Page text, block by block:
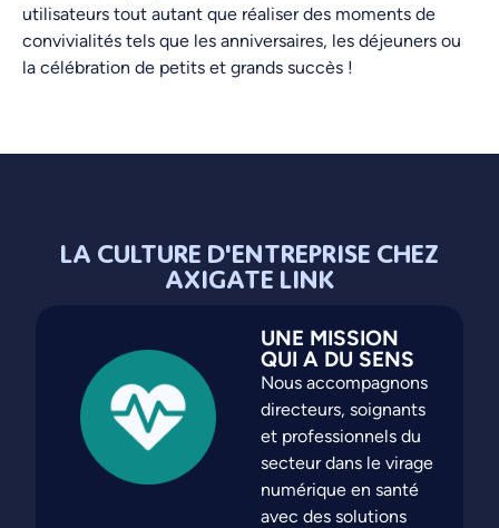
utilisateurs tout autant que réaliser des moments de
convivialités tels que les anniversaires, les déjeuners ou
la célébration de petits et grands succès !
LA CULTURE D'ENTREPRISE CHEZ
AXIGATE LINK
UNE MISSION
QUI A DU SENS
Nous accompagnons
directeurs, soignants
et professionnels du
secteur dans le virage
numérique en santé
avec des solutions